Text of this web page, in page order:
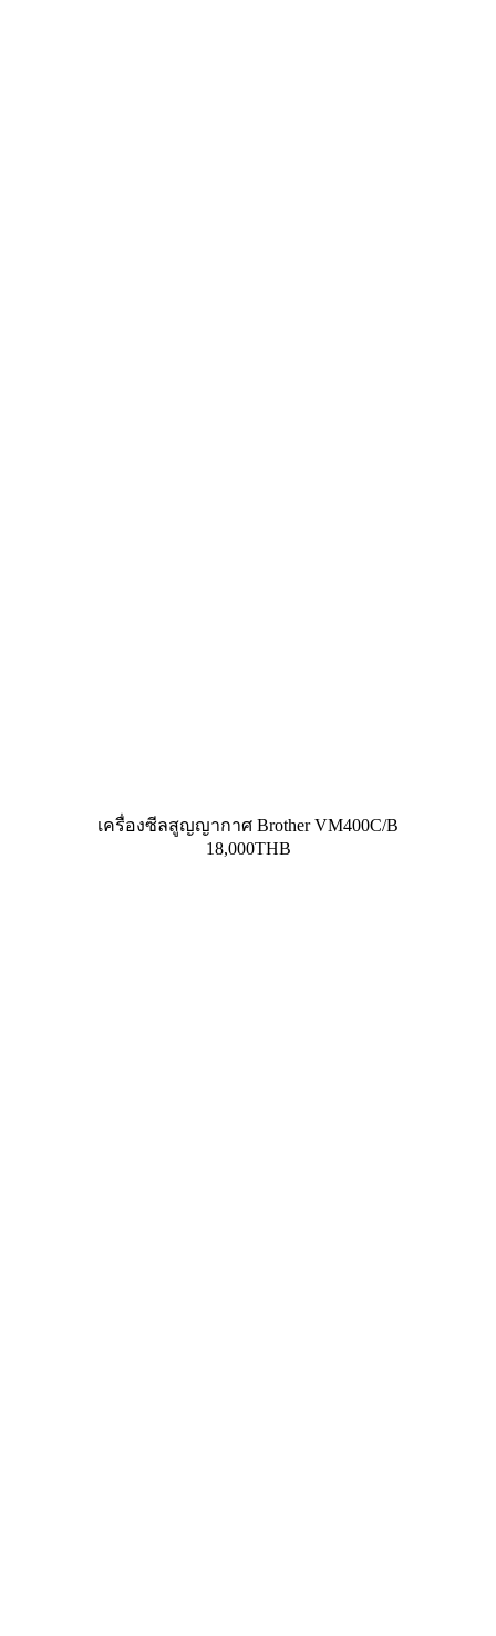
เครื่องซีลสูญญากาศ Brother VM400C/B
18,000THB